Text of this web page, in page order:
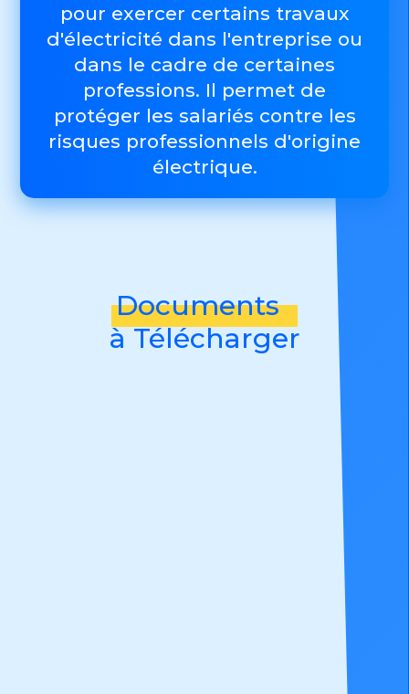
pour exercer certains travaux
d'électricité dans l'entreprise ou
dans le cadre de certaines
professions. Il permet de
protéger les salariés contre les
risques professionnels d'origine
électrique.
Documents
à Télécharger